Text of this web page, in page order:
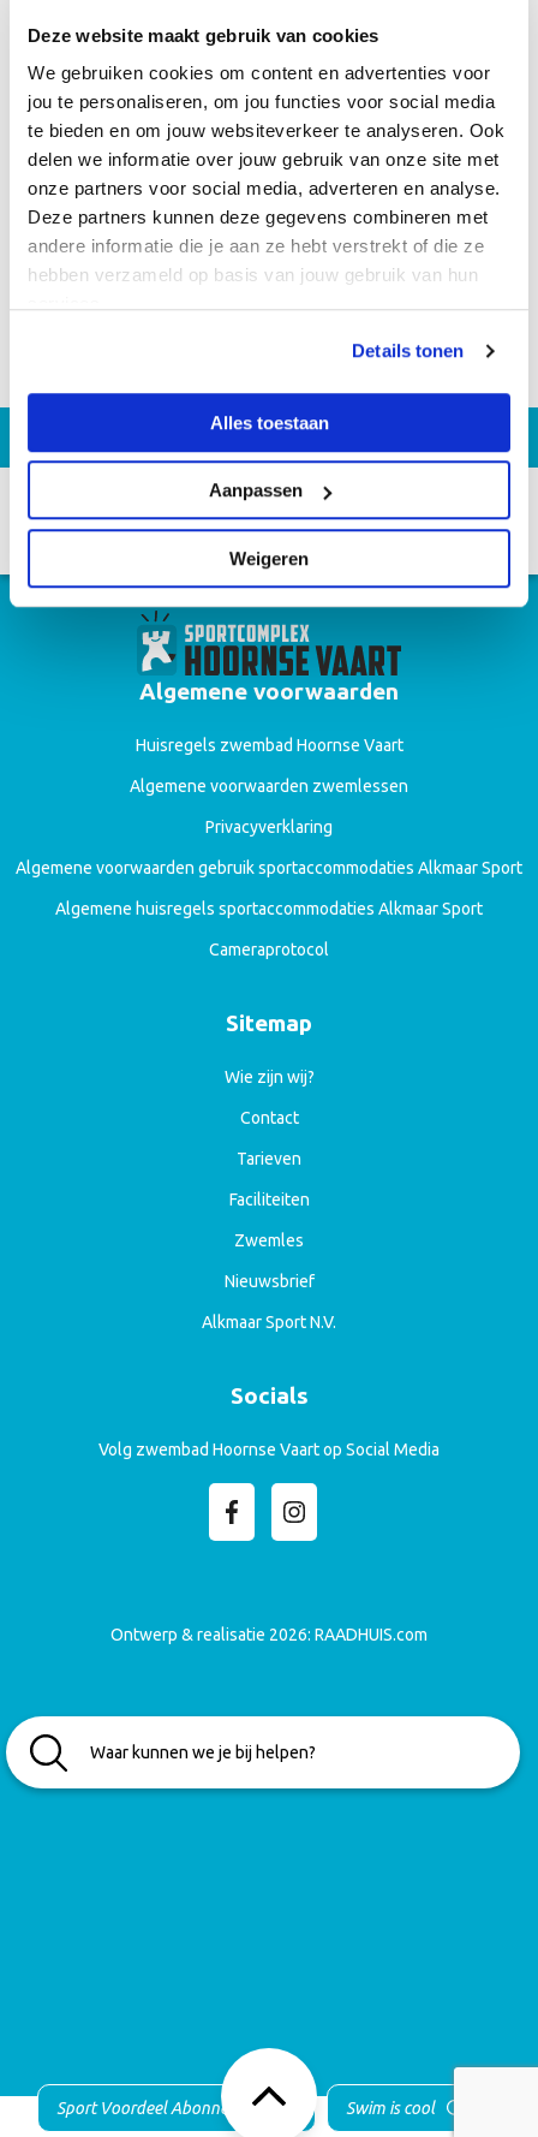
Deze website maakt gebruik van cookies
We gebruiken cookies om content en advertenties voor
jou te personaliseren, om jou functies voor social media
te bieden en om jouw websiteverkeer te analyseren. Ook
delen we informatie over jouw gebruik van onze site met
onze partners voor social media, adverteren en analyse.
Deze partners kunnen deze gegevens combineren met
andere informatie die je aan ze hebt verstrekt of die ze
hebben verzameld op basis van jouw gebruik van hun
Details tonen
Alles toestaan
Aanpassen
Weigeren
Algemene voorwaarden
Huisregels zwembad Hoornse Vaart
Algemene voorwaarden zwemlessen
Privacyverklaring
Algemene voorwaarden gebruik sportaccommodaties Alkmaar Sport
Algemene huisregels sportaccommodaties Alkmaar Sport
Cameraprotocol
Sitemap
Wie zijn wij?
Contact
Tarieven
Faciliteiten
Zwemles
Nieuwsbrief
Alkmaar Sport N.V.
Socials
Volg zwembad Hoornse Vaart op Social Media
Ontwerp & realisatie 2026: RAADHUIS.com
Sport Voordeel Abonnement Swim is cool